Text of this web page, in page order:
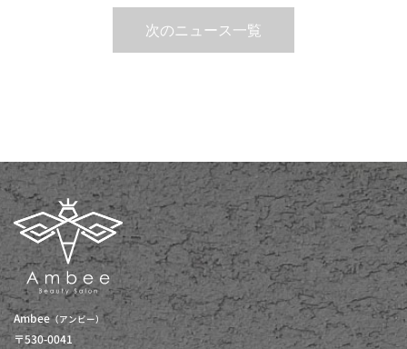
次のニュース一覧
Ambee（アンビー）
〒530-0041